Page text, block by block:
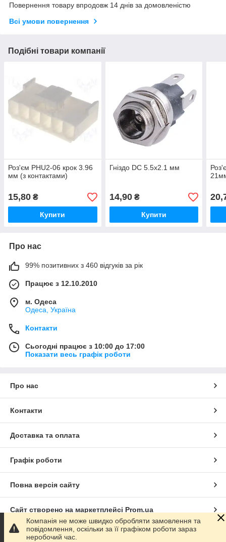
Повернення товару впродовж 14 днів за домовленістю
Всі умови повернення
Подібні товари компанії
Роз'єм PHU2-06 крок 3.96
мм (з контактами)
15,80 ₴
Купити
Гніздо DC 5.5x2.1 мм
14,90₴
Купити
Про нас
99% позитивних з 460 відгуків за рік
Працює з 12.10.2010
м. Одеса
Одеса, Україна
Контакти
Сьогодні працює з 10:00 до 17:00
Показати весь графік роботи
Про нас
Контакти
Доставка та оплата
Графік роботи
Повна версія сайту
Сайт створено на маркетплейсі Prom.ua
Політика конфіденційності
Компанія не може швидко обробляти замовлення та
повідомлення, оскільки за її графіком роботи зараз
неробочий час.